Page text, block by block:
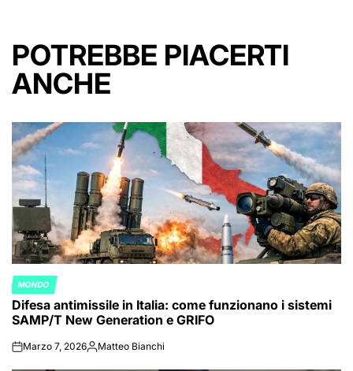
POTREBBE PIACERTI
ANCHE
POSTED
IN
MONDO
Difesa antimissile in Italia: come funzionano i sistemi
SAMP/T New Generation e GRIFO
onMarzo 7, 2026Posted
Matteo Bianchi